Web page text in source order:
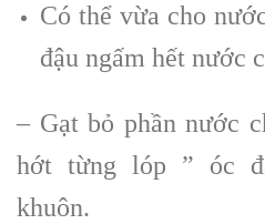
Có thể vừa cho
đậu ngấm hết nước
– Gạt bỏ phần nước
hớt từng lóp ” óc
khuôn.